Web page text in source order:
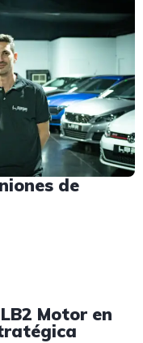
de
Motor en